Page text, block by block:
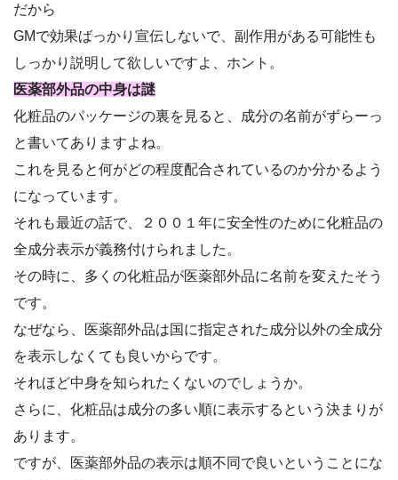
だから
GMで効果ばっかり宣伝しないで、副作用がある可能性も
しっかり説明して欲しいですよ、ホント。
医薬部外品の中身は謎
化粧品のパッケージの裏を見ると、成分の名前がずらーっ
と書いてありますよね。
これを見ると何がどの程度配合されているのか分かるよう
になっています。
それも最近の話で、２００１年に安全性のために化粧品の
全成分表示が義務付けられました。
その時に、多くの化粧品が医薬部外品に名前を変えたそう
です。
なぜなら、医薬部外品は国に指定された成分以外の全成分
を表示しなくても良いからです。
それほど中身を知られたくないのでしょうか。
さらに、化粧品は成分の多い順に表示するという決まりが
あります。
ですが、医薬部外品の表示は順不同で良いということにな